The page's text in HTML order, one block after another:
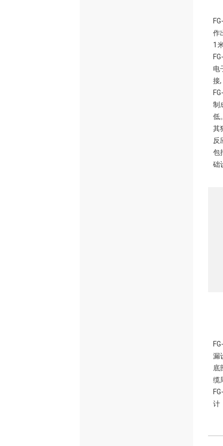
作
1
电
接
制
低
其
反
包
础
漏
底
缆
计